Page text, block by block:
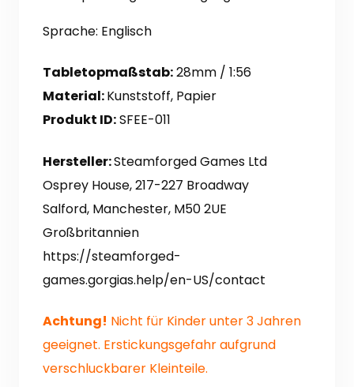
Sprache: Englisch
Tabletopmaßstab:28mm / 1:56
Material:Kunststoff, Papier
Produkt ID:SFEE-011
Hersteller:Steamforged Games Ltd
Osprey House, 217-227 Broadway
Salford, Manchester, M50 2UE
Großbritannien
https://steamforged-
games.gorgias.help/en-US/contact
Achtung! Nicht für Kinder unter 3 Jahren
geeignet. Erstickungsgefahr aufgrund
verschluckbarer Kleinteile.